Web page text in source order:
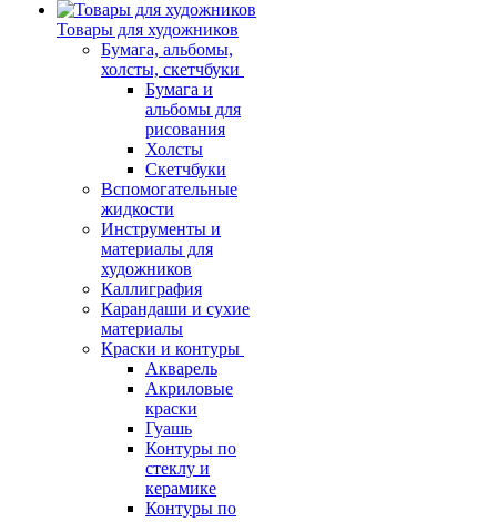
Товары для художников
Бумага, альбомы,
холсты, скетчбуки
Бумага и
альбомы для
рисования
Холсты
Скетчбуки
Вспомогательные
жидкости
Инструменты и
материалы для
художников
Каллиграфия
Карандаши и сухие
материалы
Краски и контуры
Акварель
Акриловые
краски
Гуашь
Контуры по
стеклу и
керамике
Контуры по